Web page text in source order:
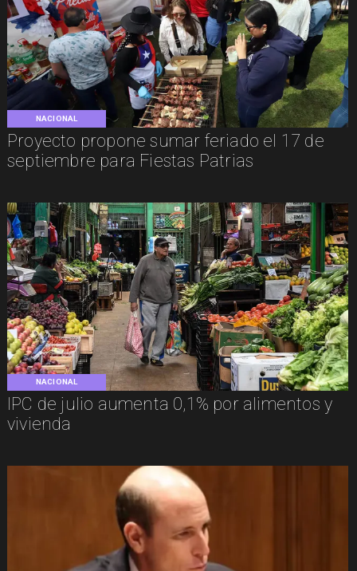
NACIONAL
Proyecto propone sumar feriado el 17 de
septiembre para Fiestas Patrias
NACIONAL
IPC de julio aumenta 0,1% por alimentos y
vivienda